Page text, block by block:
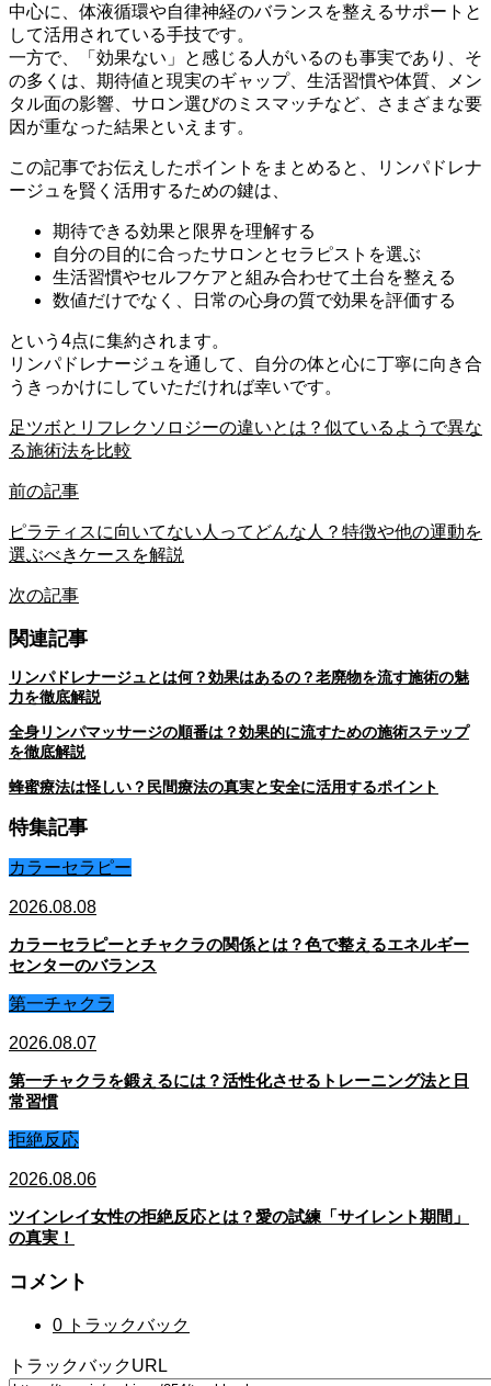
中心に、体液循環や自律神経のバランスを整えるサポートと
して活用されている手技です。
一方で、「効果ない」と感じる人がいるのも事実であり、そ
の多くは、期待値と現実のギャップ、生活習慣や体質、メン
タル面の影響、サロン選びのミスマッチなど、さまざまな要
因が重なった結果といえます。
この記事でお伝えしたポイントをまとめると、リンパドレナ
ージュを賢く活用するための鍵は、
期待できる効果と限界を理解する
自分の目的に合ったサロンとセラピストを選ぶ
生活習慣やセルフケアと組み合わせて土台を整える
数値だけでなく、日常の心身の質で効果を評価する
という4点に集約されます。
リンパドレナージュを通して、自分の体と心に丁寧に向き合
うきっかけにしていただければ幸いです。
足ツボとリフレクソロジーの違いとは？似ているようで異な
る施術法を比較
前の記事
ピラティスに向いてない人ってどんな人？特徴や他の運動を
選ぶべきケースを解説
次の記事
関連記事
リンパドレナージュとは何？効果はあるの？老廃物を流す施術の魅
力を徹底解説
全身リンパマッサージの順番は？効果的に流すための施術ステップ
を徹底解説
蜂蜜療法は怪しい？民間療法の真実と安全に活用するポイント
特集記事
カラーセラピー
2026.08.08
カラーセラピーとチャクラの関係とは？色で整えるエネルギー
センターのバランス
第一チャクラ
2026.08.07
第一チャクラを鍛えるには？活性化させるトレーニング法と日
常習慣
拒絶反応
2026.08.06
ツインレイ女性の拒絶反応とは？愛の試練「サイレント期間」
の真実！
コメント
0 トラックバック
トラックバックURL